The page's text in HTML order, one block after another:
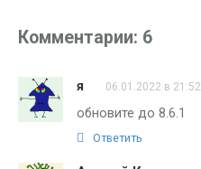
Комментарии: 6
я 06.01.2022 в 21:52
обновите до 8.6.1
Ответить